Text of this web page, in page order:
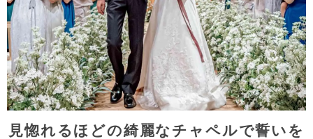
見惚れるほどの綺麗なチャペルで誓いを